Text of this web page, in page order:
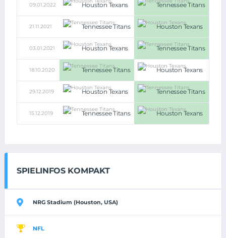
09.01.2022 Houston Texans Tennessee Titans
21.11.2021 Tennessee Titans Houston Texans
03.01.2021 Houston Texans Tennessee Titans
18.10.2020 Tennessee Titans Houston Texans
29.12.2019 Houston Texans Tennessee Titans
15.12.2019 Tennessee Titans Houston Texans
SPIELINFOS KOMPAKT
NRG Stadium (Houston, USA)
NFL